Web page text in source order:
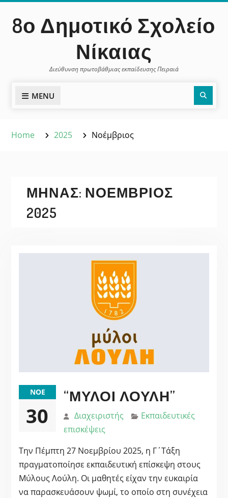
content
8ο Δημοτικό Σχολείο
Νίκαιας
Διεύθυνση πρωτοβάθμιας εκπαίδευσης Πειραιά
MENU
Home 2025 Νοέμβριος
ΜΉΝΑΣ: ΝΟΈΜΒΡΙΟΣ
2025
ΝΟΈ
30
“ΜΎΛΟΙ ΛΟΎΛΗ”
Διαχειριστής
Εκπαιδευτικές
επισκέψεις
Την Πέμπτη 27 Νοεμβρίου 2025, η Γ΄Τάξη
πραγματοποίησε εκπαιδευτική επίσκεψη στους
Μύλους Λούλη. Οι μαθητές είχαν την ευκαιρία
να παρασκευάσουν ψωμί, το οποίο στη συνέχεια